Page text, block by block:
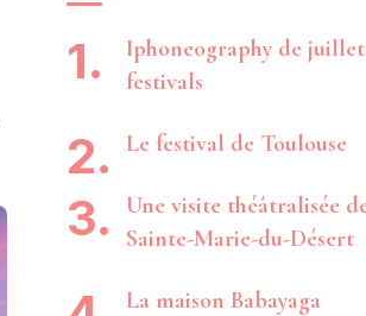
Iphoneography de juillet
festivals
Le festival de Toulouse
Une visite théâtralisée
Sainte-Marie-du-Désert
La maison Babayaga